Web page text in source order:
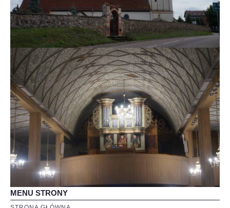
MENU STRONY